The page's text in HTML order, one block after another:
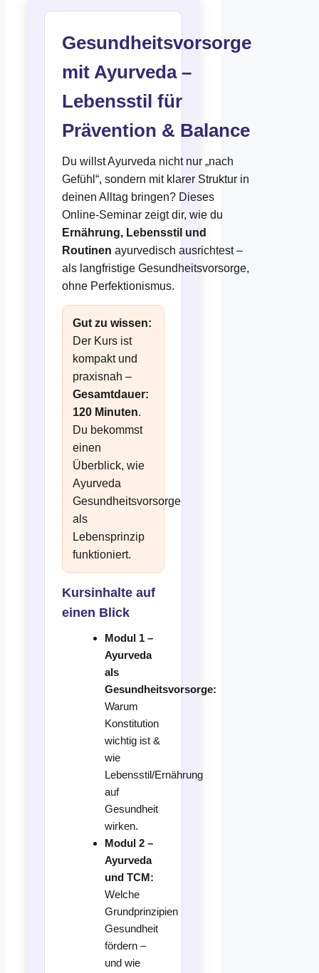
Gesundheitsvorsorge
mit Ayurveda –
Lebensstil für
Prävention & Balance
Du willst Ayurveda nicht nur „nach
Gefühl“, sondern mit klarer Struktur in
deinen Alltag bringen? Dieses
Online-Seminar zeigt dir, wie du
Ernährung, Lebensstil und
Routinen ayurvedisch ausrichtest –
als langfristige Gesundheitsvorsorge,
ohne Perfektionismus.
Gut zu wissen:
Der Kurs ist
kompakt und
praxisnah –
Gesamtdauer:
120 Minuten.
Du bekommst
einen
Überblick, wie
Ayurveda
Gesundheitsvorsorge
als
Lebensprinzip
funktioniert.
Kursinhalte auf
einen Blick
Modul 1 –
Ayurveda
als
Gesundheitsvorsorge:
Warum
Konstitution
wichtig ist &
wie
Lebensstil/Ernährung
auf
Gesundheit
wirken.
Modul 2 –
Ayurveda
und TCM:
Welche
Grundprinzipien
Gesundheit
fördern –
und wie